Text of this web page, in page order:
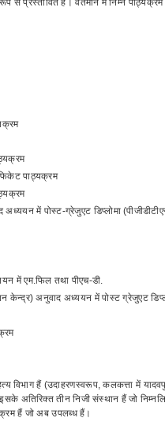
से प्रस्तावित हैं। वर्तमान में निम्न
पाठ्यक्रम
अध्ययन में पोस्ट-ग्रेजुएट डिप्लोमा
में एम.फिल तथा पीएच-डी.
अनुवाद अध्ययन में पोस्ट ग्रेजुएट
विभाग हैं (उदाहरणस्वरूप, कलकत्ता में यादवपुर
अतिरिक्त तीन निजी संस्थान हैं जो
हैं जो अब उपलब्ध हैं।